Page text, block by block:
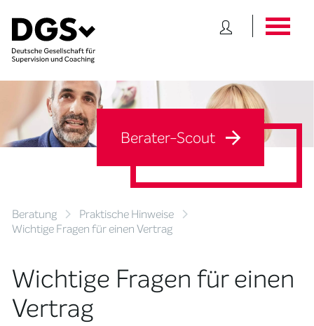
Beratung
Praktische Hinweise
Wichtige Fragen für einen Vertrag
Berater-Scout
Wichtige Fragen für einen
Vertrag